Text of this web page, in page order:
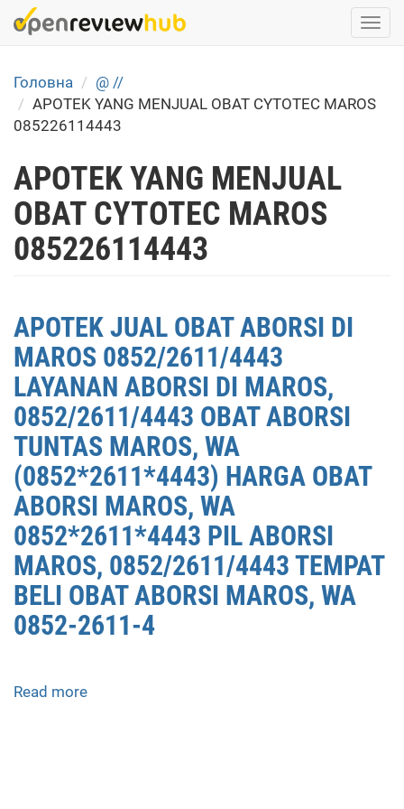
Skip
to
content
Головна
@ //
APOTEK YANG MENJUAL OBAT CYTOTEC MAROS
085226114443
APOTEK YANG MENJUAL
OBAT CYTOTEC MAROS
085226114443
APOTEK JUAL OBAT ABORSI DI
MAROS 0852/2611/4443
LAYANAN ABORSI DI MAROS,
0852/2611/4443 OBAT ABORSI
TUNTAS MAROS, WA
(0852*2611*4443) HARGA OBAT
ABORSI MAROS, WA
0852*2611*4443 PIL ABORSI
MAROS, 0852/2611/4443 TEMPAT
BELI OBAT ABORSI MAROS, WA
0852-2611-4
Read more